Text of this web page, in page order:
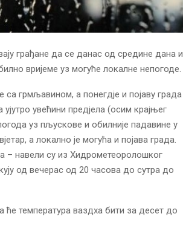
грађане да се данас од средине дана и
вријеме уз могуће локалне непогоде.
грмљавином, а понегдје и појаву града
ујутро увећини предјела (осим крајњег
уз пљускове и обилније падавине у
а локално је могућа и појава града.
– навели су из Хидрометеоролошког
од вечерас од 20 часова до сутра до
ће температура ваздха бити за десет до